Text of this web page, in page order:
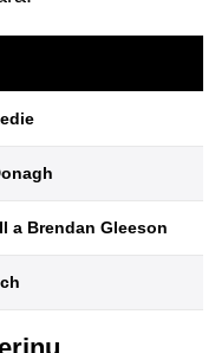
a Brendan Gleeson